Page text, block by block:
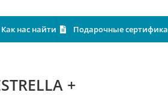
Как нас найти Подарочные
+